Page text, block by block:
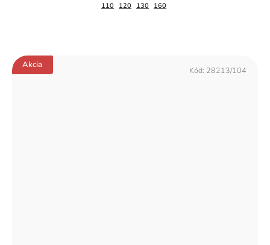
110 120 130 160
Akcia
Kód: 28213/104